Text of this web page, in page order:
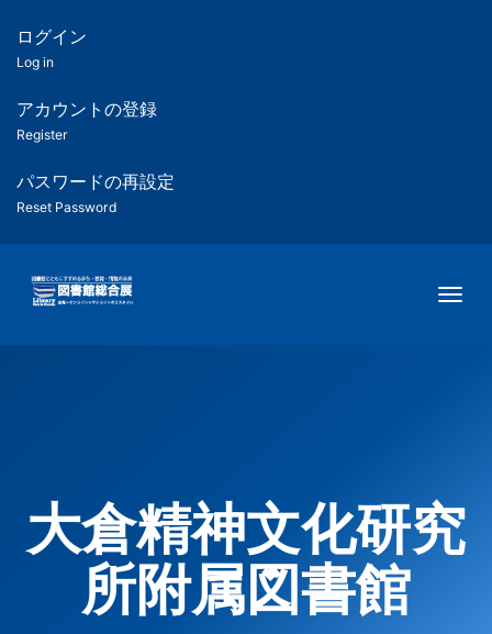
ツ
匿
名
ユ
ー
ー
用
メ
ー
ログイン
Log in
アカウントの登録
Register
パスワードの再設定
Reset Password
大倉精神文化研究
所附属図書館